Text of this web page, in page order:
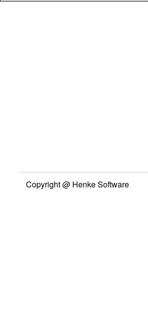
Copyright @ Henke Software